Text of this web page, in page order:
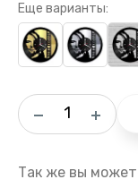
Еще варианты:
Так же вы